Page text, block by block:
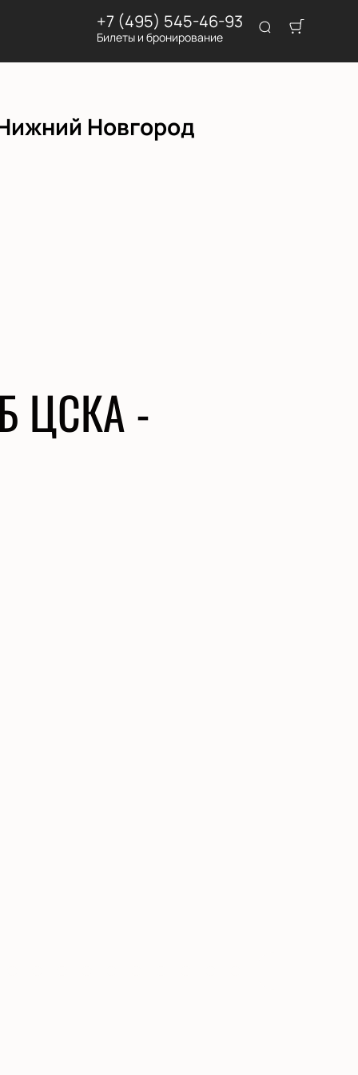
+7 (495) 545-46-93
Билеты и бронирование
Новгород
ЦСКА -